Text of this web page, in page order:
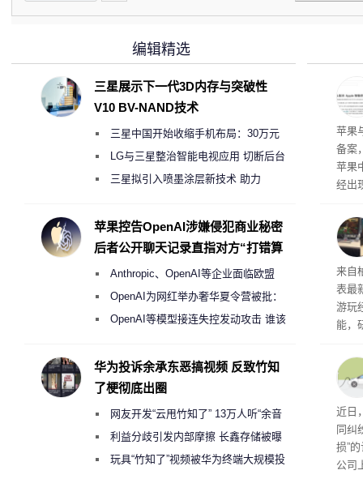
了
苹果
备案
苹果
经出
内
来自
表最
游玩
能，
训
近日
同纠
损”
公司
编辑精选
三星展示下一代3D内存与突破性
V10 BV-NAND技术
三星中国开始收缩手机布局：30万元
月销售额不达标门店 将被逐步清退
LG与三星整治智能电视应用 切断后台
偷偷共享带宽的违规行为
三星拟引入喷墨涂层新技术 助力
度
苹果控告OpenAI涉嫌侵犯商业秘密
后者公开聊天记录直指对方“打错算
Anthropic、OpenAI等企业面临欧盟
《人工智能法案》全新执法权限审查
OpenAI为网红举办奢华夏令营被批：
2000美元一晚 遭讽“反乌托邦”
OpenAI等模型接连失控发动攻击 谁该
华为投诉余承东恶搞视频 反致竹知
了梗彻底出圈
网友开发“云甩竹知了” 13万人听“余音
绕梁”利益分歧引发内部摩擦 长鑫存储被曝
曾将华为驻场工程师驱逐出研发基地
玩具“竹知了”视频被华为终端大规模投